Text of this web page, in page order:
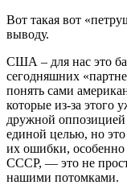
Вот такая вот
выводу.
США – для нас это
сегодняшних
понять сами
которые из-за этого
дружной
единой целью, но
их ошибки, особенно
СССР, — это не
нашими потомками.